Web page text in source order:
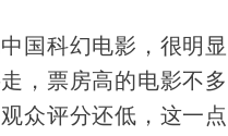
国科幻电影，很明
，票房高的电影不
众评分还低，这一